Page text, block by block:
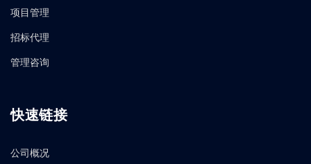
项目管理
招标代理
管理咨询
快速链接
公司概况